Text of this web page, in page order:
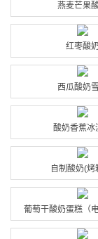
燕麦芒果
红枣酸
西瓜酸奶
酸奶香蕉冰
自制酸奶(烤
葡萄干酸奶蛋糕（